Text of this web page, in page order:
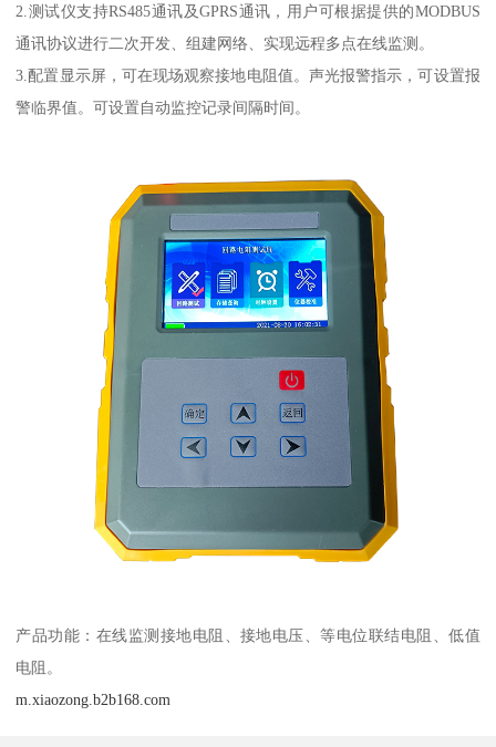
2.测试仪支持RS485通讯及GPRS通讯，用户可根据提供的MODBUS
通讯协议进行二次开发、组建网络、实现远程多点在线监测。
3.配置显示屏，可在现场观察接地电阻值。声光报警指示，可设置报
警临界值。可设置自动监控记录间隔时间。
产品功能：在线监测接地电阻、接地电压、等电位联结电阻、低值
电阻。
m.xiaozong.b2b168.com